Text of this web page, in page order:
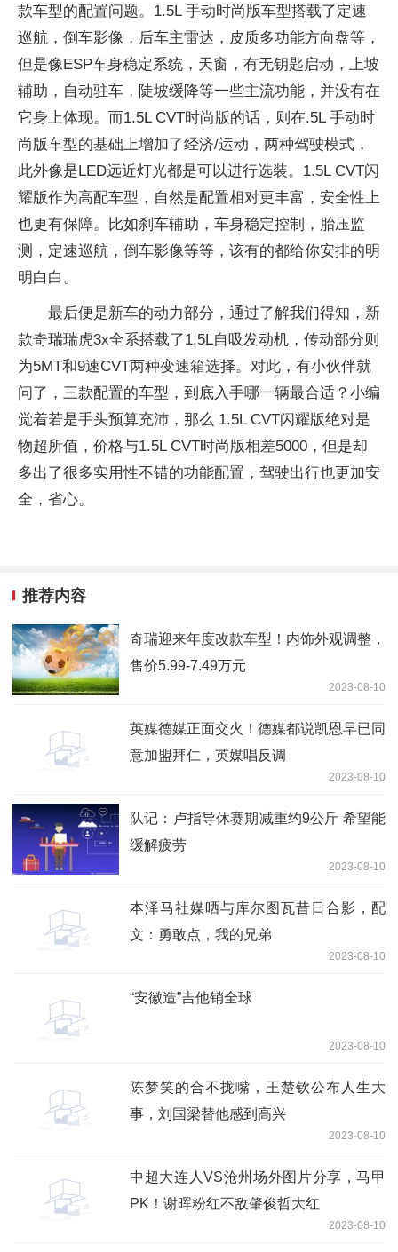
款车型的配置问题。1.5L 手动时尚版车型搭载了定速
巡航，倒车影像，后车主雷达，皮质多功能方向盘等，
但是像ESP车身稳定系统，天窗，有无钥匙启动，上坡
辅助，自动驻车，陡坡缓降等一些主流功能，并没有在
它身上体现。而1.5L CVT时尚版的话，则在.5L 手动时
尚版车型的基础上增加了经济/运动，两种驾驶模式，
此外像是LED远近灯光都是可以进行选装。1.5L CVT闪
耀版作为高配车型，自然是配置相对更丰富，安全性上
也更有保障。比如刹车辅助，车身稳定控制，胎压监
测，定速巡航，倒车影像等等，该有的都给你安排的明
明白白。
最后便是新车的动力部分，通过了解我们得知，新
款奇瑞瑞虎3x全系搭载了1.5L自吸发动机，传动部分则
为5MT和9速CVT两种变速箱选择。对此，有小伙伴就
问了，三款配置的车型，到底入手哪一辆最合适？小编
觉着若是手头预算充沛，那么 1.5L CVT闪耀版绝对是
物超所值，价格与1.5L CVT时尚版相差5000，但是却
多出了很多实用性不错的功能配置，驾驶出行也更加安
全，省心。
推荐内容
奇瑞迎来年度改款车型！内饰外观调整，
售价5.99-7.49万元
2023-08-10
英媒德媒正面交火！德媒都说凯恩早已同
意加盟拜仁，英媒唱反调
2023-08-10
队记：卢指导休赛期减重约9公斤 希望能
缓解疲劳
2023-08-10
本泽马社媒晒与库尔图瓦昔日合影，配
文：勇敢点，我的兄弟
2023-08-10
“安徽造”吉他销全球
2023-08-10
陈梦笑的合不拢嘴，王楚钦公布人生大
事，刘国梁替他感到高兴
2023-08-10
中超大连人VS沧州场外图片分享，马甲
PK！谢晖粉红不敌肇俊哲大红
2023-08-10